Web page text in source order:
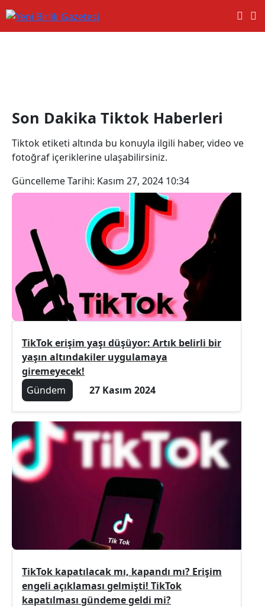
Son Dakika Tiktok Haberleri
Tiktok etiketi altında bu konuyla ilgili haber, video ve
fotoğraf içeriklerine ulaşabilirsiniz.
Güncelleme Tarihi: Kasım 27, 2024 10:34
TikTok erişim yaşı düşüyor: Artık belirli bir
yaşın altındakiler uygulamaya
giremeyecek!
Gündem
27 Kasım 2024
TikTok kapatılacak mı, kapandı mı? Erişim
engeli açıklaması gelmişti! TikTok
kapatılması gündeme geldi mi?